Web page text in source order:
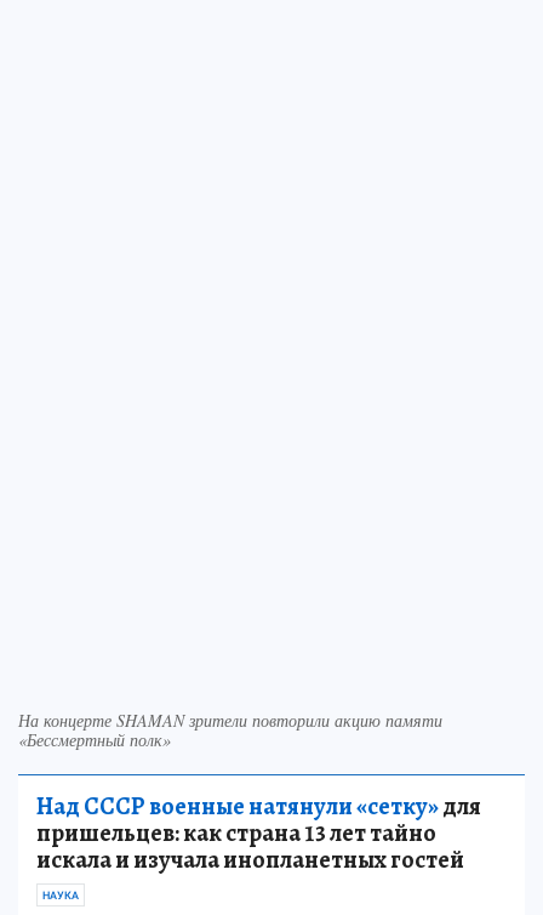
На концерте SHAMAN зрители повторили акцию памяти
«Бессмертный полк»
Над СССР военные натянули «сетку»для
пришельцев: как страна 13 лет тайно
искала и изучала инопланетных гостей
НАУКА